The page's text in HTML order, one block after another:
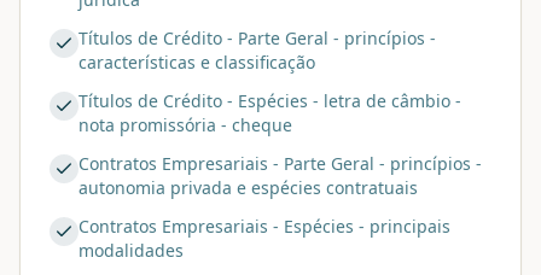
Títulos de Crédito - Parte Geral - princípios -
características e classificação
Títulos de Crédito - Espécies - letra de câmbio -
nota promissória - cheque
Contratos Empresariais - Parte Geral - princípios -
autonomia privada e espécies contratuais
Contratos Empresariais - Espécies - principais
modalidades